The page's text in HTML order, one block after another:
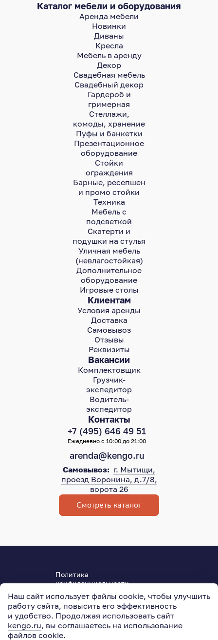
Наш сайт использует файлы cookie, чтобы улучшить
работу сайта, повысить его эффективность
и удобство. Продолжая использовать сайт
kengo.ru, вы соглашаетесь на использование
файлов cookie.
Контакты
+7 (495) 646 49 51
Ежедневно с 10:00 до 21:00
arenda@kengo.ru
Самовывоз: г. Мытищи,
проезд Воронина, д.7/8,
ворота 26
Смотреть каталог
Клиентам
Условия аренды
Доставка
Самовывоз
Отзывы
Реквизиты
Вакансии
Комплектовщик
Грузчик-
экспедитор
Водитель-
экспедитор
Каталог мебели и оборудования
Аренда мебели
Новинки
Диваны
Кресла
Мебель в аренду
Декор
Свадебная мебель
Свадебный декор
Гардероб и
гримерная
Стеллажи,
комоды, хранение
Пуфы и банкетки
Презентационное
оборудование
Стойки
ограждения
Барные, ресепшен
и промо стойки
Техника
Мебель с
подсветкой
Скатерти и
подушки на стулья
Уличная мебель
(невлагостойкая)
Дополнительное
оборудование
Игровые столы
Политика
конфиденциальности
Пользовательское соглашение
ОГРН 315501800004950
127015,Москва,Новодмитровская ул., 5АС3